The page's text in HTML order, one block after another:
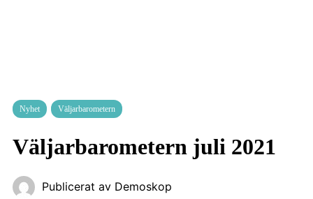
Nyhet Väljarbarometern
Väljarbarometern juli 2021
Publicerat av Demoskop